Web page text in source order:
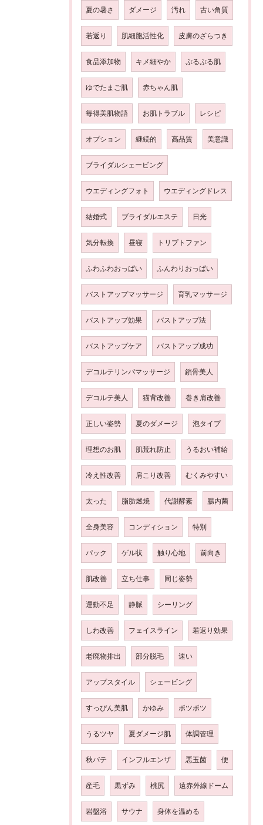
夏の暑さ ダメージ 汚れ 古い角質
若返り 肌細胞活性化 皮膚のざらつき
食品添加物 キメ細やか ぷるぷる肌
ゆでたまご肌 赤ちゃん肌
毎得美肌物語 お肌トラブル レシピ
オプション 継続的 高品質 美意識
ブライダルシェービング
ウエディングフォト ウエディングドレス
結婚式 ブライダルエステ 日光
気分転換 昼寝 トリプトファン
ふわふわおっぱい ふんわりおっぱい
バストアップマッサージ 育乳マッサージ
バストアップ効果 バストアップ法
バストアップケア バストアップ成功
デコルテリンパマッサージ 鎖骨美人
デコルテ美人 猫背改善 巻き肩改善
正しい姿勢 夏のダメージ 泡タイプ
理想のお肌 肌荒れ防止 うるおい補給
冷え性改善 肩こり改善 むくみやすい
太った 脂肪燃焼 代謝酵素 腸内菌
全身美容 コンディション 特別
パック ゲル状 触り心地 前向き
肌改善 立ち仕事 同じ姿勢
運動不足 静脈 シーリング
しわ改善 フェイスライン 若返り効果
老廃物排出 部分脱毛 速い
アップスタイル シェービング
すっぴん美肌 かゆみ ポツポツ
うるツヤ 夏ダメージ肌 体調管理
秋バテ インフルエンザ 悪玉菌 便
産毛 黒ずみ 桃尻 遠赤外線ドーム
岩盤浴 サウナ 身体を温める